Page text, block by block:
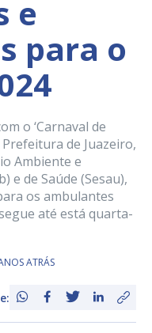
e
para o
o ‘Carnaval de
de Juazeiro,
Ambiente e
e de Saúde (Sesau),
os ambulantes
até está quarta-
ATRÁS